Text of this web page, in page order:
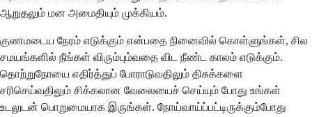
ஆறுதலும் மன அமைதியும் முக்கியம்.
குணமடைய நேரம் எடுக்கும் என்பதை நினைவில் கொள்ளுங்கள், சில
சமயங்களில் நீங்கள் விரும்பும்வதை விட நீண்ட காலம் எடுக்கும்.
தொற்றுநோயை எதிர்த்துப் போராடுவதிலும் திசுக்களை
சரிசெய்வதிலும் சிக்கலான வேலையைச் செய்யும் போது உங்கள்
உடலுடன் பொறுமையாக இருங்கள். நோய்வாய்ப்பட்டிருக்கும்போது